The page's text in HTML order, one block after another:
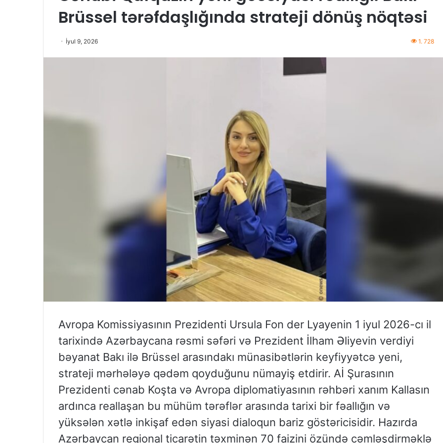
Brüssel tərəfdaşlığında strateji dönüş nöqtəsi
İyul 9, 2026 1. 728
Avropa Komissiyasının Prezidenti Ursula Fon der Lyayenin 1 iyul 2026-cı il
tarixində Azərbaycana rəsmi səfəri və Prezident İlham Əliyevin verdiyi
bəyanat Bakı ilə Brüssel arasındakı münasibətlərin keyfiyyətcə yeni,
strateji mərhələyə qədəm qoyduğunu nümayiş etdirir. Aİ Şurasının
Prezidenti cənab Koşta və Avropa diplomatiyasının rəhbəri xanım Kallasın
ardınca reallaşan bu mühüm tərəflər arasında tarixi bir fəallığın və
yüksələn xətlə inkişaf edən siyasi dialoqun bariz göstəricisidir. Hazırda
Azərbaycan regional ticarətin təxminən 70 faizini özündə cəmləşdirməklə